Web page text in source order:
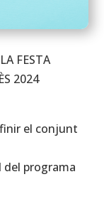
FESTA
2024
el conjunt
del programa